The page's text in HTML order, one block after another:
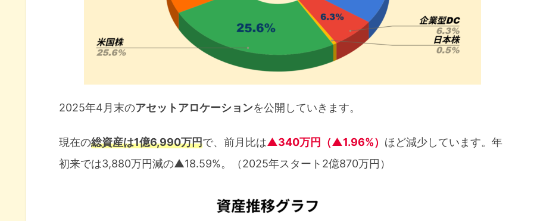
2025年4月末のアセットアロケーションを公開していきます。
現在の総資産は1億6,990万円で、前月比は▲340万円（▲1.96%） ほど減少しています。年
初来では3,880万円減の▲18.59%。（2025年スタート2億870万円）